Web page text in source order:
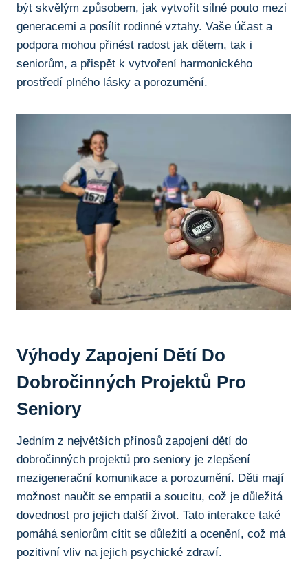
být skvělým způsobem, jak vytvořit⁤ silné pouto mezi​
generacemi a posílit rodinné vztahy. Vaše účast a
podpora mohou ‌přinést radost jak ‌dětem, tak i
seniorům, ⁣a přispět k vytvoření harmonického
prostředí plného⁣ lásky a​ porozumění.
Výhody​ Zapojení Dětí Do
Dobročinných⁢ Projektů Pro
Seniory
Jedním z největších​ přínosů zapojení dětí do
dobročinných projektů pro seniory ‌je ⁣zlepšení
mezigenerační komunikace ‍a ⁢porozumění. Děti mají
možnost naučit se empatii a soucitu, což⁣ je ⁤důležitá
dovednost pro ⁤jejich další⁤ život. Tato​ interakce ‍také
pomáhá seniorům ⁣cítit se důležití⁣ a ocenění, což má
⁤pozitivní vliv na‍ jejich psychické ⁢zdraví.